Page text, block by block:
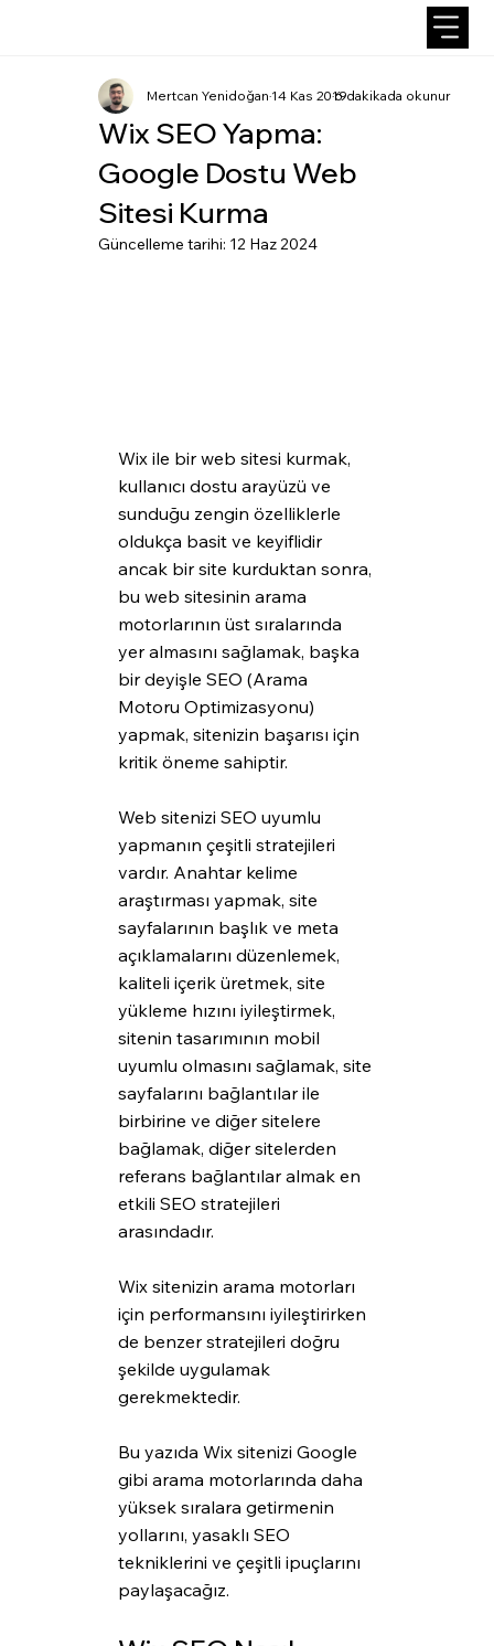
Wix SEO Yapma:
Google Dostu Web
Sitesi Kurma
Mertcan Yenidoğan14 Kas 20196 dakikada okunur
Güncelleme tarihi: 12 Haz 2024
Wix ile bir web sitesi kurmak,
kullanıcı dostu arayüzü ve
sunduğu zengin özelliklerle
oldukça basit ve keyiflidir
ancak bir site kurduktan sonra,
bu web sitesinin arama
motorlarının üst sıralarında
yer almasını sağlamak, başka
bir deyişle SEO (Arama
Motoru Optimizasyonu)
yapmak, sitenizin başarısı için
kritik öneme sahiptir.
Web sitenizi SEO uyumlu
yapmanın çeşitli stratejileri
vardır. Anahtar kelime
araştırması yapmak, site
sayfalarının başlık ve meta
açıklamalarını düzenlemek,
kaliteli içerik üretmek, site
yükleme hızını iyileştirmek,
sitenin tasarımının mobil
uyumlu olmasını sağlamak, site
sayfalarını bağlantılar ile
birbirine ve diğer sitelere
bağlamak, diğer sitelerden
referans bağlantılar almak en
etkili SEO stratejileri
arasındadır.
Wix sitenizin arama motorları
için performansını iyileştirirken
de benzer stratejileri doğru
şekilde uygulamak
gerekmektedir.
Bu yazıda Wix sitenizi Google
gibi arama motorlarında daha
yüksek sıralara getirmenin
yollarını, yasaklı SEO
tekniklerini ve çeşitli ipuçlarını
paylaşacağız.